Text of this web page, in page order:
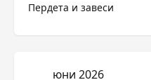
Пердета и завеси
юни 2026